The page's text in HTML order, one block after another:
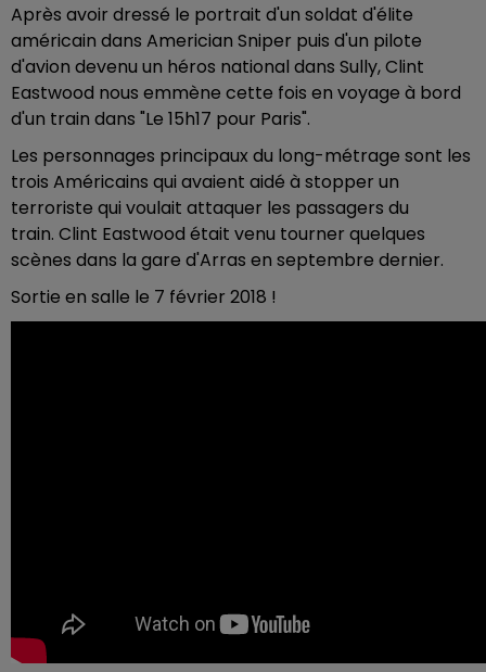
Après avoir dressé le portrait d'un soldat d'élite
américain dans Americian Sniper puis d'un pilote
d'avion devenu un héros national dans Sully, Clint
Eastwood nous emmène cette fois en voyage à bord
d'un train dans "Le 15h17 pour Paris".
Les personnages principaux du long-métrage sont les
trois Américains qui avaient aidé à stopper un
terroriste qui voulait attaquer les passagers du
train. Clint Eastwood était venu tourner quelques
scènes dans la gare d'Arras en septembre dernier.
Sortie en salle le 7 février 2018 !